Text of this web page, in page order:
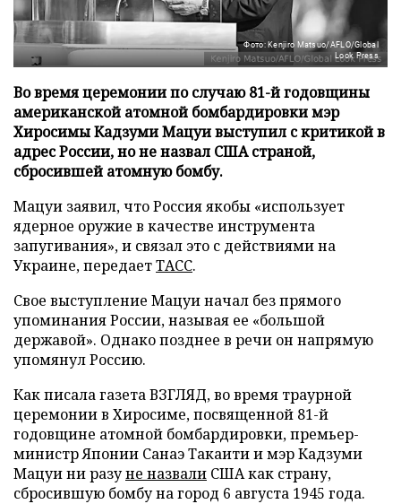
Фото: Kenjiro Matsuo/AFLO/Global
Look Press
Во время церемонии по случаю 81-й годовщины
американской атомной бомбардировки мэр
Хиросимы Кадзуми Мацуи выступил с критикой в
адрес России, но не назвал США страной,
сбросившей атомную бомбу.
Мацуи заявил, что Россия якобы «использует
ядерное оружие в качестве инструмента
запугивания», и связал это с действиями на
Украине, передаетТАСС.
Свое выступление Мацуи начал без прямого
упоминания России, называя ее «большой
державой». Однако позднее в речи он напрямую
упомянул Россию.
Как писала газета ВЗГЛЯД, во время траурной
церемонии в Хиросиме, посвященной 81-й
годовщине атомной бомбардировки, премьер-
министр Японии Санаэ Такаити и мэр Кадзуми
Мацуи ни разуне назвали США как страну,
сбросившую бомбу на город 6 августа 1945 года.